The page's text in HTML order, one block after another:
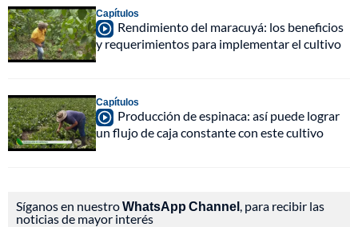
Capítulos
Rendimiento del maracuyá: los beneficios
y requerimientos para implementar el cultivo
Capítulos
Producción de espinaca: así puede lograr
un flujo de caja constante con este cultivo
Síganos en nuestroWhatsApp Channel, para recibir las
noticias de mayor interés